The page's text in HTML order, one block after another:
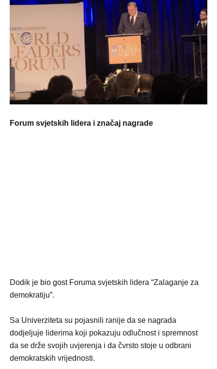
Forum svjetskih lidera i značaj nagrade
Dodik je bio gost Foruma svjetskih lidera “Zalaganje za
demokratiju”.
Sa Univerziteta su pojasnili ranije da se nagrada
dodjeljuje liderima koji pokazuju odlučnost i spremnost
da se drže svojih uvjerenja i da čvrsto stoje u odbrani
demokratskih vrijednosti.